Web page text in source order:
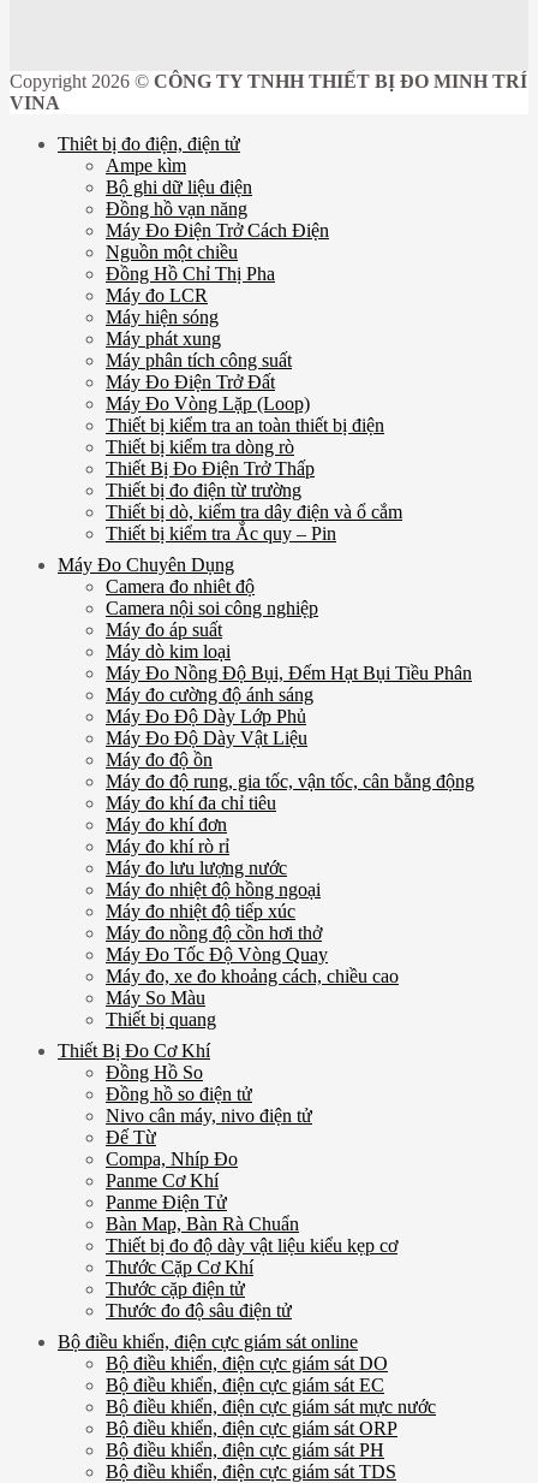
Copyright 2026 © CÔNG TY TNHH THIẾT BỊ ĐO MINH TRÍ
VINA
Thiêt bị đo điện, điện tử
Ampe kìm
Bộ ghi dữ liệu điện
Đồng hồ vạn năng
Máy Đo Điện Trở Cách Điện
Nguồn một chiều
Đồng Hồ Chỉ Thị Pha
Máy đo LCR
Máy hiện sóng
Máy phát xung
Máy phân tích công suất
Máy Đo Điện Trở Đất
Máy Đo Vòng Lặp (Loop)
Thiết bị kiểm tra an toàn thiết bị điện
Thiết bị kiểm tra dòng rò
Thiết Bị Đo Điện Trở Thấp
Thiết bị đo điện từ trường
Thiết bị dò, kiểm tra dây điện và ổ cắm
Thiết bị kiểm tra Ắc quy – Pin
Máy Đo Chuyên Dụng
Camera đo nhiêt độ
Camera nội soi công nghiệp
Máy đo áp suất
Máy dò kim loại
Máy Đo Nồng Độ Bụi, Đếm Hạt Bụi Tiều Phân
Máy đo cường độ ánh sáng
Máy Đo Độ Dày Lớp Phủ
Máy Đo Độ Dày Vật Liệu
Máy đo độ ồn
Máy đo độ rung, gia tốc, vận tốc, cân bằng động
Máy đo khí đa chỉ tiêu
Máy đo khí đơn
Máy đo khí rò rỉ
Máy đo lưu lượng nước
Máy đo nhiệt độ hồng ngoại
Máy đo nhiệt độ tiếp xúc
Máy đo nồng độ cồn hơi thở
Máy Đo Tốc Độ Vòng Quay
Máy đo, xe đo khoảng cách, chiều cao
Máy So Màu
Thiết bị quang
Thiết Bị Đo Cơ Khí
Đồng Hồ So
Đồng hồ so điện tử
Nivo cân máy, nivo điện tử
Đế Từ
Compa, Nhíp Đo
Panme Cơ Khí
Panme Điện Tử
Bàn Map, Bàn Rà Chuẩn
Thiết bị đo độ dày vật liệu kiểu kẹp cơ
Thước Cặp Cơ Khí
Thước cặp điện tử
Thước đo độ sâu điện tử
Bộ điều khiển, điện cực giám sát online
Bộ điều khiển, điện cực giám sát DO
Bộ điều khiển, điện cực giám sát EC
Bộ điều khiển, điện cực giám sát mực nước
Bộ điều khiển, điện cực giám sát ORP
Bộ điều khiển, điện cực giám sát PH
Bộ điều khiển, điện cực giám sát TDS